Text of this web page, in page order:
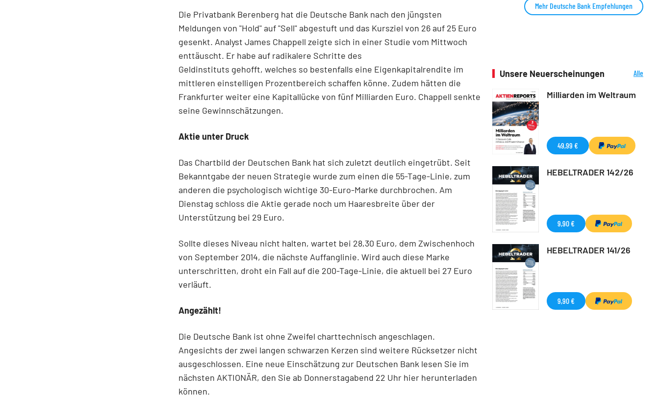
Die Privatbank Berenberg hat die Deutsche Bank nach den jüngsten
Meldungen von "Hold" auf "Sell" abgestuft und das Kursziel von 26 auf 25 Euro
gesenkt. Analyst James Chappell zeigte sich in einer Studie vom Mittwoch
enttäuscht. Er habe auf radikalere Schritte des
Geldinstituts gehofft, welches so bestenfalls eine Eigenkapitalrendite im
mittleren einstelligen Prozentbereich schaffen könne. Zudem hätten die
Frankfurter weiter eine Kapitallücke von fünf Milliarden Euro. Chappell senkte
seine Gewinnschätzungen.
Aktie unter Druck
Das Chartbild der Deutschen Bank hat sich zuletzt deutlich eingetrübt. Seit
Bekanntgabe der neuen Strategie wurde zum einen die 55-Tage-Linie, zum
anderen die psychologisch wichtige 30-Euro-Marke durchbrochen. Am
Dienstag schloss die Aktie gerade noch um Haaresbreite über der
Unterstützung bei 29 Euro.
Sollte dieses Niveau nicht halten, wartet bei 28,30 Euro, dem Zwischenhoch
von September 2014, die nächste Auffanglinie. Wird auch diese Marke
unterschritten, droht ein Fall auf die 200-Tage-Linie, die aktuell bei 27 Euro
verläuft.
Angezählt!
Die Deutsche Bank ist ohne Zweifel charttechnisch angeschlagen.
Angesichts der zwei langen schwarzen Kerzen sind weitere Rücksetzer nicht
ausgeschlossen. Eine neue Einschätzung zur Deutschen Bank lesen Sie im
nächsten AKTIONÄR, den Sie ab Donnerstagabend 22 Uhr hier herunterladen
können.
Mehr Deutsche Bank Empfehlungen
Unsere Neuerscheinungen
Alle
Milliarden im Weltraum
49,99 €
HEBELTRADER 142/26
9,90 €
HEBELTRADER 141/26
9,90 €